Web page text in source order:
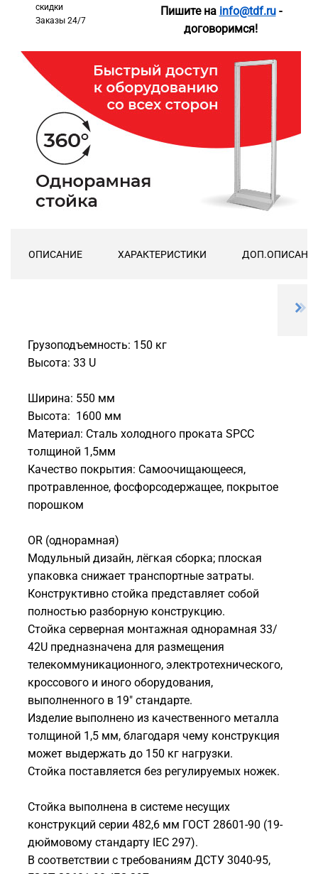
скидки
Заказы 24/7
Пишите на info@tdf.ru-
договоримся!
ОПИСАНИЕ ХАРАКТЕРИСТИКИ
Грузоподъемность: 150 кг
Высота: 33 U
Ширина: 550 мм
Высота: 1600 мм
Материал: Сталь холодного проката SPCC
толщиной 1,5мм
Качество покрытия: Самоочищающееся,
протравленное, фосфорсодержащее, покрытое
порошком
ОR (однорамная)
Модульный дизайн, лёгкая сборка; плоская
упаковка снижает транспортные затраты.
Конструктивно стойка представляет собой
полностью разборную конструкцию.
Стойка серверная монтажная однорамная 33/
42U предназначена для размещения
телекоммуникационного, электротехнического,
кроссового и иного оборудования,
выполненного в 19" стандарте.
Изделие выполнено из качественного металла
толщиной 1,5 мм, благодаря чему конструкция
может выдержать до 150 кг нагрузки.
Стойка поставляется без регулируемых ножек.
Стойка выполнена в системе несущих
конструкций серии 482,6 мм ГОСТ 28601-90 (19-
дюймовому стандарту IEC 297).
В соответствии с требованиям ДСТУ 3040-95,